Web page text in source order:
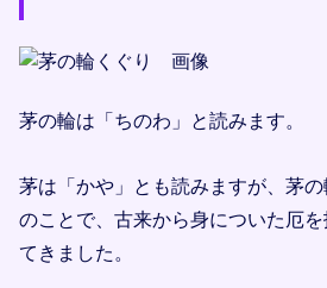
茅の輪は「ちのわ」と読みます。
茅は「かや」とも読みますが、茅
のことで、古来から身についた厄
てきました。